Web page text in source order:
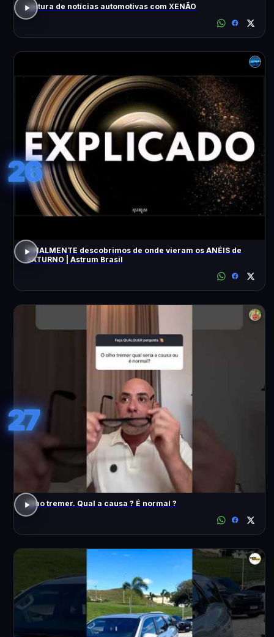
Leitura de notícias automotivas com XENÃO
26
FINALMENTE descobrimos de onde vieram os ANÉIS de
SATURNO | Astrum Brasil
27
Olho tremer. Qual a causa ? É normal ?